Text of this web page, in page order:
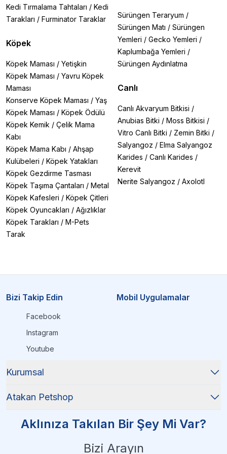
Kedi Tırmalama Tahtaları / Kedi
Tarakları / Furminator Taraklar
Köpek
Köpek Maması / Yetişkin
Köpek Maması / Yavru Köpek
Maması
Konserve Köpek Maması / Yaş
Köpek Maması / Köpek Ödülü
Köpek Kemik / Çelik Mama
Kabı
Köpek Mama Kabı / Ahşap
Kulübeleri / Köpek Yatakları
Köpek Gezdirme Tasması
Köpek Taşıma Çantaları / Metal
Köpek Kafesleri / Köpek Çitleri
Köpek Oyuncakları / Ağızlıklar
Köpek Tarakları / M-Pets
Tarak
Sürüngen Teraryum /
Sürüngen Matı / Sürüngen
Yemleri / Gecko Yemleri /
Kaplumbağa Yemleri /
Sürüngen Aydınlatma
Canlı
Canlı Akvaryum Bitkisi /
Anubias Bitki / Moss Bitkisi /
Vitro Canlı Bitki / Zemin Bitki /
Salyangoz / Elma Salyangoz
Karides / Canlı Karides /
Kerevit
Nerite Salyangoz / Axolotl
Bizi Takip Edin
Facebook
Instagram
Youtube
Mobil Uygulamalar
Kurumsal
Atakan Petshop
Aklınıza Takılan Bir Şey Mi Var?
Bizi Arayın